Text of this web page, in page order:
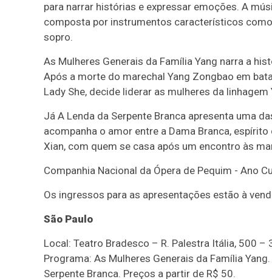
para narrar histórias e expressar emoções. A
composta por instrumentos característicos
sopro.
As Mulheres Generais da Família Yang narra a
Após a morte do marechal Yang Zongbao em
Lady She, decide liderar as mulheres da
Já A Lenda da Serpente Branca apresenta uma
acompanha o amor entre a Dama Branca,
Xian, com quem se casa após um encontro às
Companhia Nacional da Ópera de Pequim - Ano
Os ingressos para as apresentações estão à
São Paulo
Local: Teatro Bradesco – R. Palestra Itália, 500
Programa: As Mulheres Generais da Família
Serpente Branca. Preços a partir de R$ 50.